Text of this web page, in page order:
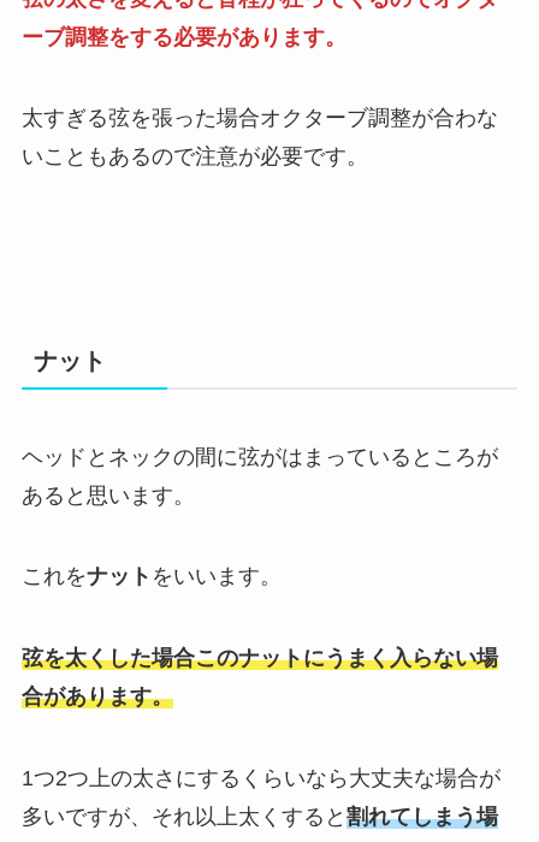
ーブ調整をする必要があります。
太すぎる弦を張った場合オクターブ調整が合わな
いこともあるので注意が必要です。
ナット
ヘッドとネックの間に弦がはまっているところが
あると思います。
これをナット をいいます。
弦を太くした場合このナットにうまく入らない場
合があります。
1つ2つ上の太さにするくらいなら大丈夫な場合が
多いですが、それ以上太くすると 割れてしまう場